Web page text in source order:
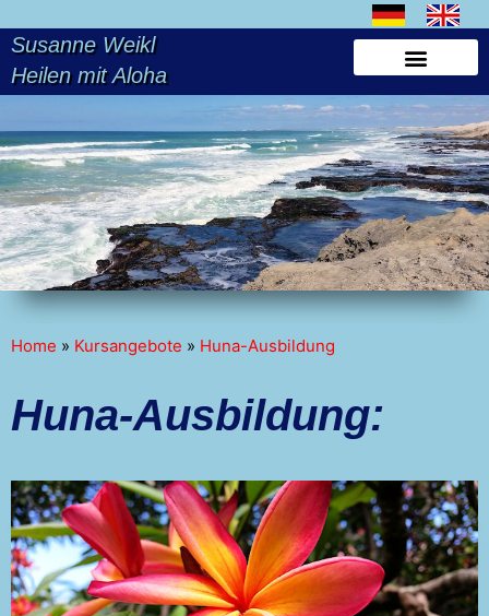
Susanne Weikl
Heilen mit Aloha
Home » Kursangebote » Huna-Ausbildung
Huna-Ausbildung: